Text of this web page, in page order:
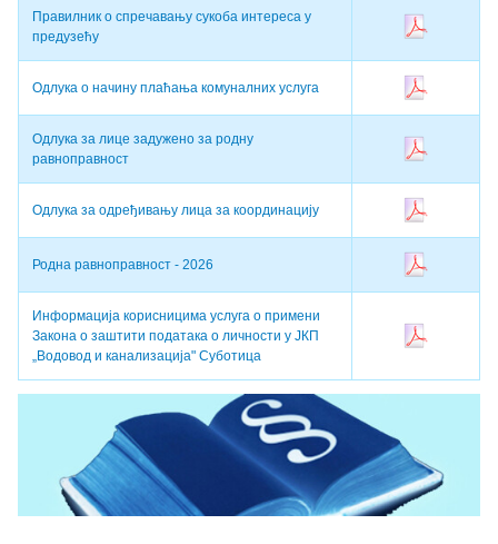
Правилник о спречавању сукоба интереса у
предузећу
Одлука о начину плаћања комуналних услуга
Одлука за лице задужено за родну
равноправност
Oдлука за одређивању лица за координацију
Родна равноправност - 2026
Информација корисницима услуга о примени
Закона о заштити података о личности у ЈКП
„Водовод и канализација" Суботица